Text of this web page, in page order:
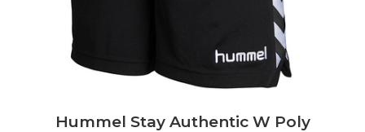
Hummel Stay Authentic W Poly